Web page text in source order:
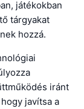
játékokban
tárgyakat
hozzá.
iránt
javítsa a